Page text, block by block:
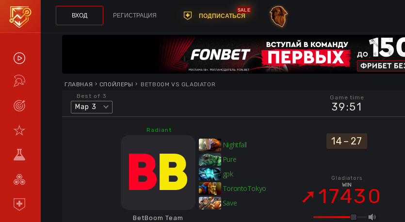
ТУРНИРЫ
LIVE
СРАВНИТЬ
ВХОД РЕГИСТРАЦИЯ ПОДПИСАТЬСЯ
SALE
ГЛАВНАЯ СПОЙЛЕРЫ BETBOOM VS GLADIATOR
Best of 3
Map 3
Game time
39:51
Radiant
BetBoom Team
Nightfall
Pure
gpk
TorontoTokyo
Save
14 – 27
Gladiators
WIN
17430